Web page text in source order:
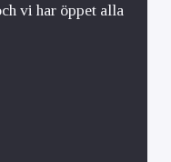
vi har öppet alla